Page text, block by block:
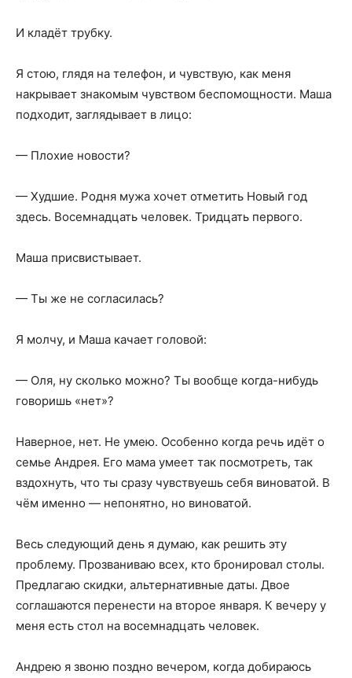
И кладёт трубку.
Я стою, глядя на телефон, и чувствую, как меня
накрывает знакомым чувством беспомощности. Маша
подходит, заглядывает в лицо:
— Плохие новости?
— Худшие. Родня мужа хочет отметить Новый год
здесь. Восемнадцать человек. Тридцать первого.
Маша присвистывает.
— Ты же не согласилась?
Я молчу, и Маша качает головой:
— Оля, ну сколько можно? Ты вообще когда-нибудь
говоришь «нет»?
Наверное, нет. Не умею. Особенно когда речь идёт о
семье Андрея. Его мама умеет так посмотреть, так
вздохнуть, что ты сразу чувствуешь себя виноватой. В
чём именно — непонятно, но виноватой.
Весь следующий день я думаю, как решить эту
проблему. Прозваниваю всех, кто бронировал столы.
Предлагаю скидки, альтернативные даты. Двое
соглашаются перенести на второе января. К вечеру у
меня есть стол на восемнадцать человек.
Андрею я звоню поздно вечером, когда добираюсь